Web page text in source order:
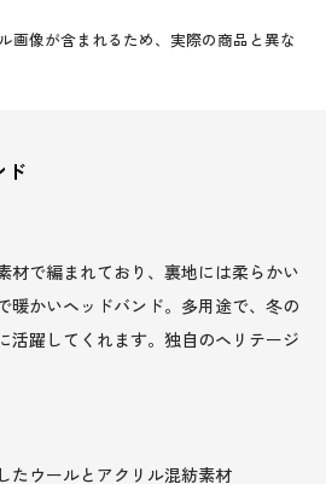
画像が含まれるため、実際の商品と異な
ド
材で編まれており、裏地には柔らかい
暖かいヘッドバンド。多用途で、冬の
活躍してくれます。独自のヘリテージ
たウールとアクリル混紡素材